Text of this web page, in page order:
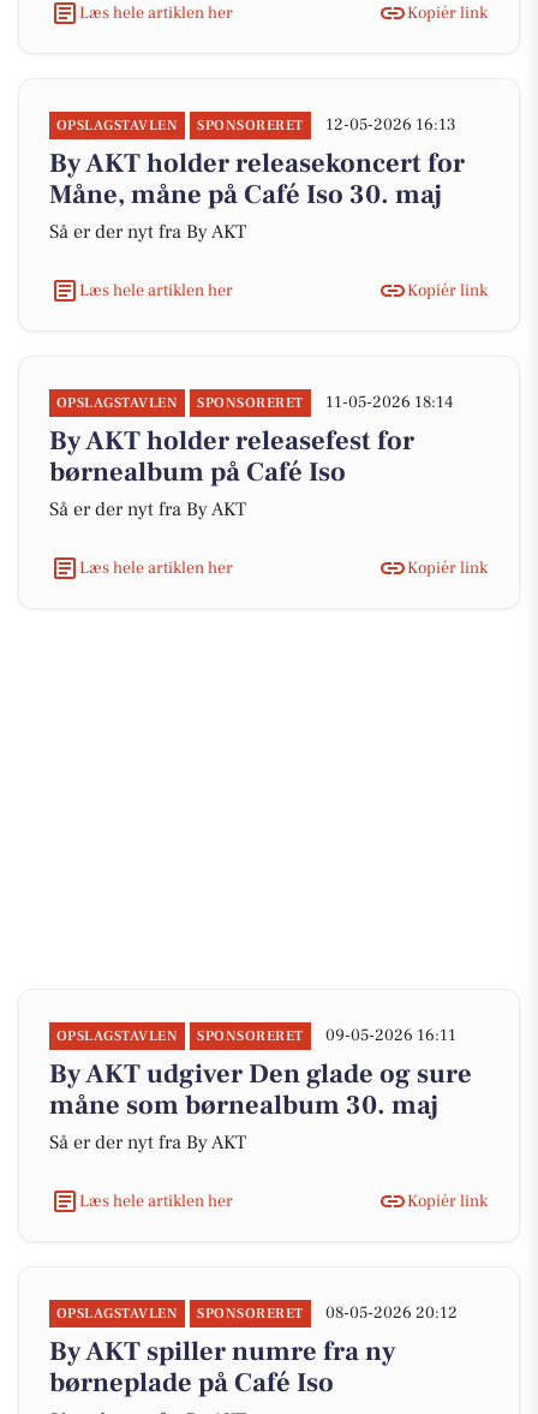
Læs hele artiklen her Kopiér link
OPSLAGSTAVLEN SPONSORERET 12-05-2026 16:13
By AKT holder releasekoncert for
Måne, måne på Café Iso 30. maj
Så er der nyt fra By AKT
Læs hele artiklen her Kopiér link
OPSLAGSTAVLEN SPONSORERET 11-05-2026 18:14
By AKT holder releasefest for
børnealbum på Café Iso
Så er der nyt fra By AKT
Læs hele artiklen her Kopiér link
OPSLAGSTAVLEN SPONSORERET 09-05-2026 16:11
By AKT udgiver Den glade og sure
måne som børnealbum 30. maj
Så er der nyt fra By AKT
Læs hele artiklen her Kopiér link
OPSLAGSTAVLEN SPONSORERET 08-05-2026 20:12
By AKT spiller numre fra ny
børneplade på Café Iso